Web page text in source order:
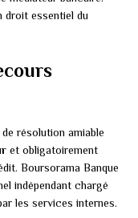
droit essentiel du
résolution amiable
et obligatoirement
Boursorama Banque
indépendant chargé
les services internes.